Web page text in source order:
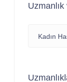
Uzmanlık
Kadın